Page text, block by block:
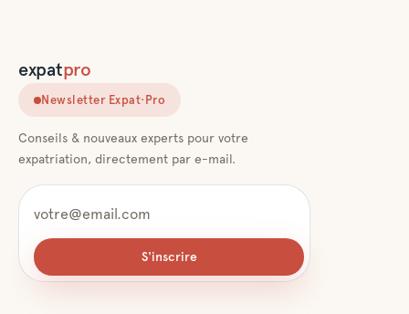
expatpro
Newsletter Expat·Pro
Conseils & nouveaux experts pour votre
expatriation, directement par e-mail.
S'inscrire